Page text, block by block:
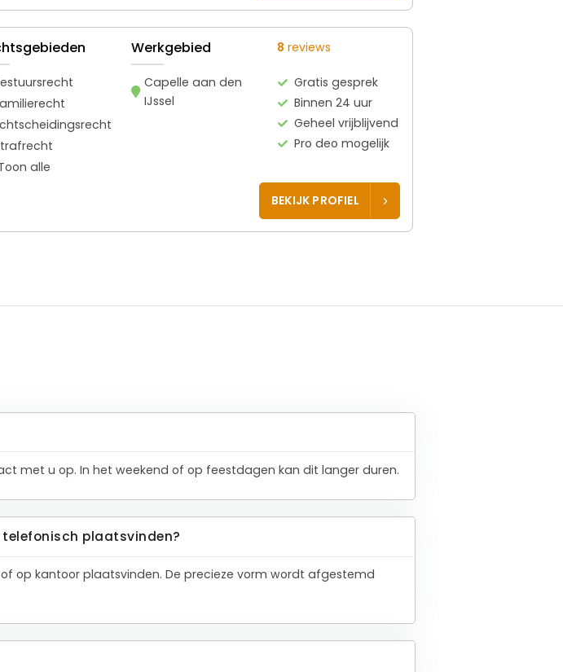
alle
Werkgebied
Capelle aan den
IJssel
8 reviews
Gratis gesprek
Binnen 24 uur
Geheel vrijblijvend
Pro deo mogelijk
BEKIJK PROFIEL
met u op. In het weekend of op feestdagen kan dit langer duren.
plaatsvinden?
op kantoor plaatsvinden. De precieze vorm wordt afgestemd